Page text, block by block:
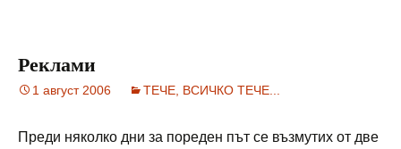
Реклами
1 август 2006 ТЕЧЕ, ВСИЧКО ТЕЧЕ...
Преди няколко дни за пореден път се възмутих от две